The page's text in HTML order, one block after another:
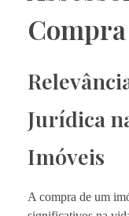
Jurídica
Imóveis
A compra de um